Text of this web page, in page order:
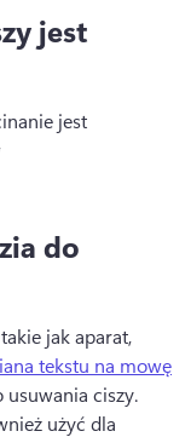
jest
jest
do
jak aparat,
tekstu na mowę
użyć dla